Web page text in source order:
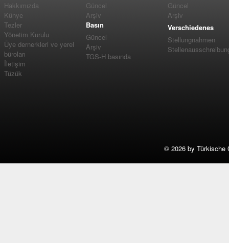
Hakkımızda
Künye
Tezler
Yönetim Kurulu
Üye dernerkleri ve yerel
büroları
İletişim
Tüzük
Güncel
Arşiv
Basın
Güncel
Arşiv
TGS-H basında
Güncel
Arşiv
Verschiedenes
Stellungnahmen
© 2026 by Türkische